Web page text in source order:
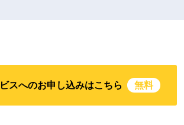
スへのお申し込みはこちら 無料